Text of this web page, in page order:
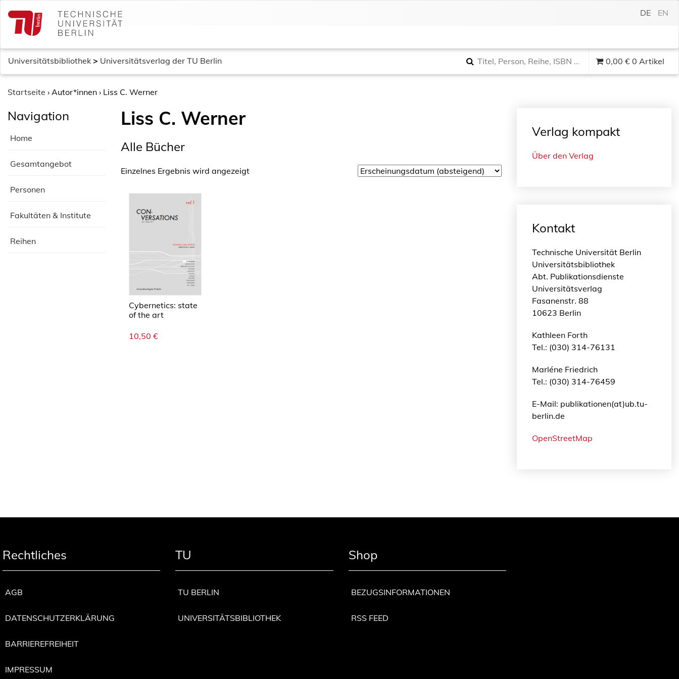
c
DE EN
Universitätsbibliothek > Universitätsverlag der TU Berlin 0,00 € 0 Artikel
Startseite › Autor*innen › Liss C. Werner
Navigation
Home
Gesamtangebot
Personen
Fakultäten & Institute
Reihen
Liss C. Werner
Alle Bücher
Einzelnes Ergebnis wird angezeigt
Cybernetics: state
of the art
10,50 €
Verlag kompakt
Über den Verlag
Kontakt
Technische Universität Berlin
Universitätsbibliothek
Abt. Publikationsdienste
Universitätsverlag
Fasanenstr. 88
10623 Berlin
Kathleen Forth
Tel.: (030) 314-76131
Marléne Friedrich
Tel.: (030) 314-76459
E-Mail: publikationen(at)ub.tu-
berlin.de
OpenStreetMap
Rechtliches
AGB
DATENSCHUTZERKLÄRUNG
BARRIEREFREIHEIT
IMPRESSUM
TU
TU BERLIN
UNIVERSITÄTSBIBLIOTHEK
Shop
BEZUGSINFORMATIONEN
RSS FEED